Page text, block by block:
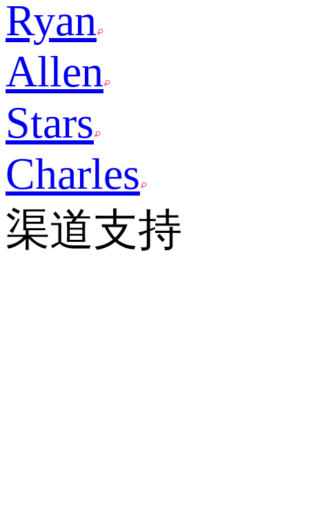
Ryan
Allen
Stars
Charles
渠道支持